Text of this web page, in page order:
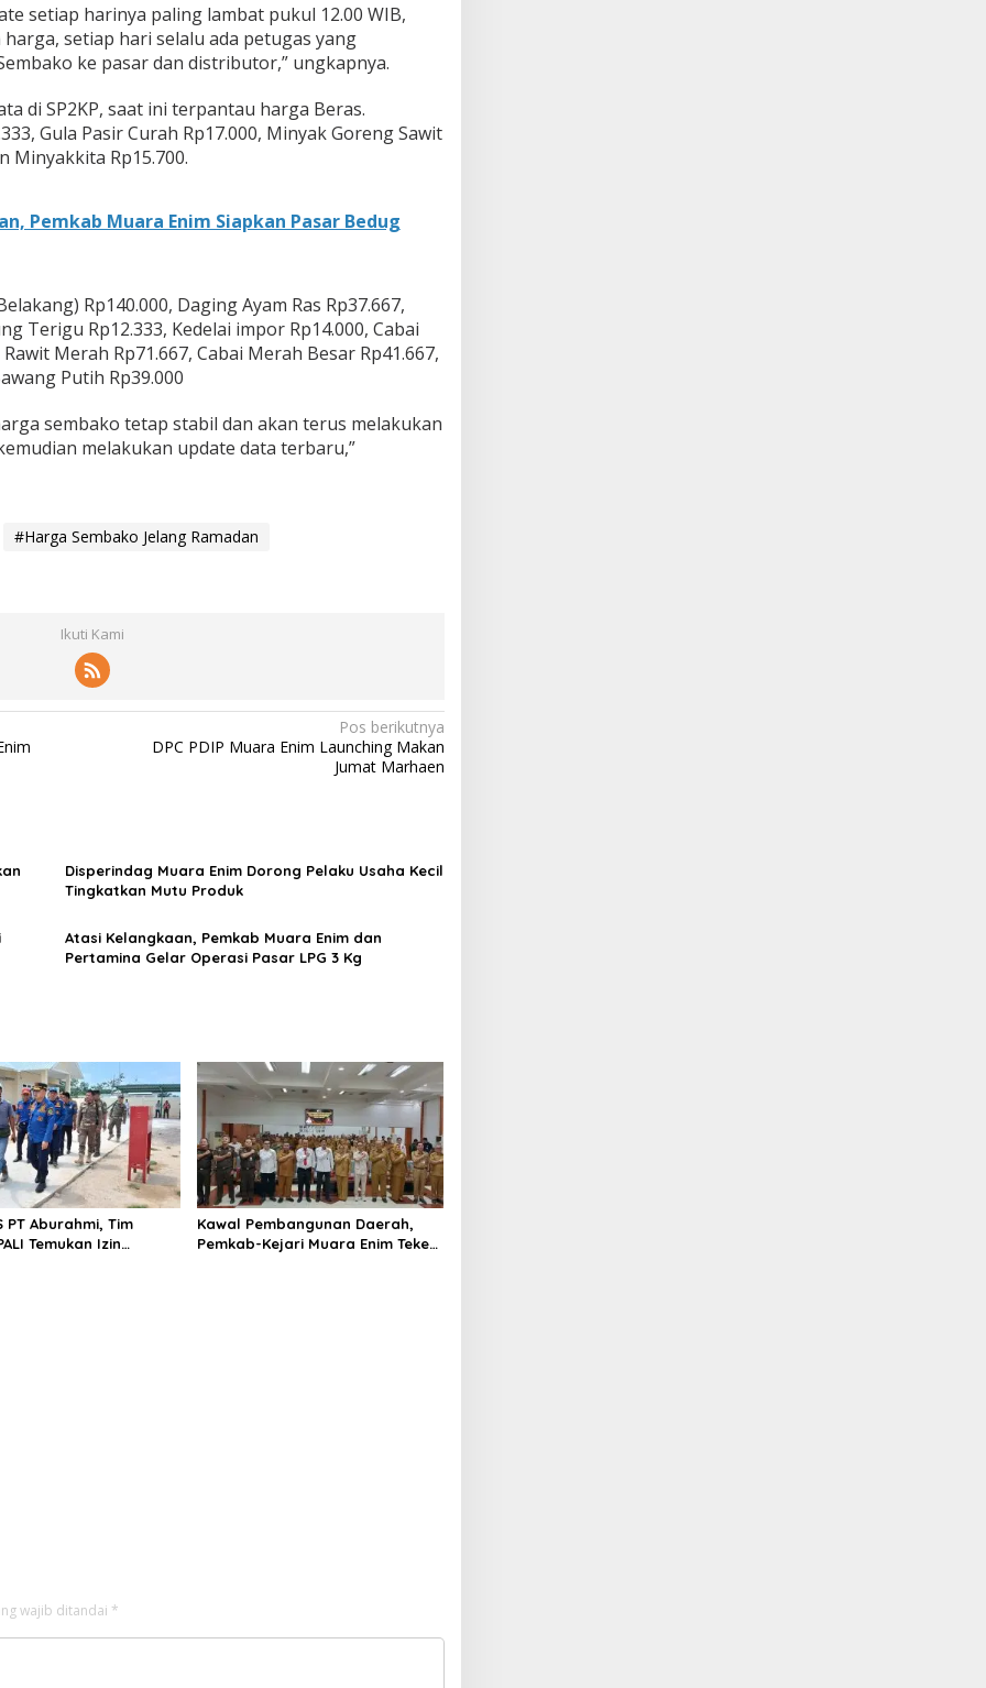
setiap harinya paling lambat pukul 12.00 WIB,
setiap hari selalu ada petugas yang
ke pasar dan distributor,” ungkapnya.
di SP2KP, saat ini terpantau harga Beras.
Gula Pasir Curah Rp17.000, Minyak Goreng Sawit
Minyakkita Rp15.700.
Pemkab Muara Enim Siapkan Pasar Bedug
Rp140.000, Daging Ayam Ras Rp37.667,
Terigu Rp12.333, Kedelai impor Rp14.000, Cabai
Merah Rp71.667, Cabai Merah Besar Rp41.667,
Putih Rp39.000
sembako tetap stabil dan akan terus melakukan
melakukan update data terbaru,”
#Harga Sembako Jelang Ramadan
Ikuti Kami
Pos berikutnya
DPC PDIP Muara Enim Launching Makan
Jumat Marhaen
Disperindag Muara Enim Dorong Pelaku Usaha Kecil
Tingkatkan Mutu Produk
Atasi Kelangkaan, Pemkab Muara Enim dan
Pertamina Gelar Operasi Pasar LPG 3 Kg
PT Aburahmi, Tim
Temukan Izin
Kawal Pembangunan Daerah,
Pemkab-Kejari Muara Enim Teken
wajib ditandai *